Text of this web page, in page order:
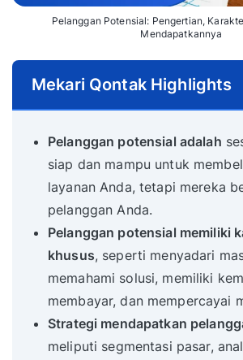
Pelanggan Potensial: Pengertian,
Mendapatkannya
Mekari Qontak Highlights
Pelanggan potensial adalah
siap dan mampu untuk
layanan Anda, tetapi mereka
pelanggan Anda.
Pelanggan potensial memiliki
khusus, seperti menyadari
memahami solusi, memiliki
membayar, dan mempercayai
Strategi mendapatkan
meliputi segmentasi pasar,